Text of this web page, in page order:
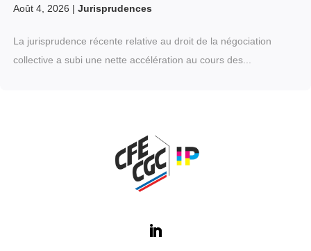
Août 4, 2026 | Jurisprudences
La jurisprudence récente relative au droit de la négociation
collective a subi une nette accélération au cours des...